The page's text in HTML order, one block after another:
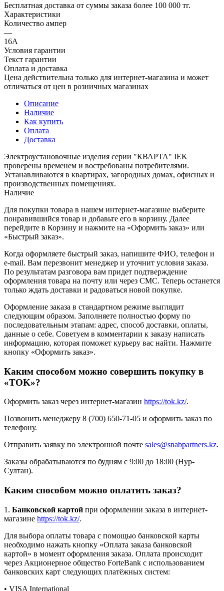
Бесплатная доставка от суммы заказа более 100 000 тг.
Характеристики
Количество ампер
—
16А
Условия гарантии
Текст гарантии
Оплата и доставка
Цена действительна только для интернет-магазина и может
отличаться от цен в розничных магазинах
Описание
Наличие
Как купить
Оплата
Доставка
Электроустановочные изделия серии "КВАРТА" IEK
проверены временем и востребованы потребителями.
Устанавливаются в квартирах, загородных домах, офисных и
производственных помещениях.
Наличие
Для покупки товара в нашем интернет-магазине выберите
понравившийся товар и добавьте его в корзину. Далее
перейдите в Корзину и нажмите на «Оформить заказ» или
«Быстрый заказ».
Когда оформляете быстрый заказ, напишите ФИО, телефон и
e-mail. Вам перезвонит менеджер и уточнит условия заказа.
По результатам разговора вам придет подтверждение
оформления товара на почту или через СМС. Теперь останется
только ждать доставки и радоваться новой покупке.
Оформление заказа в стандартном режиме выглядит
следующим образом. Заполняете полностью форму по
последовательным этапам: адрес, способ доставки, оплаты,
данные о себе. Советуем в комментарии к заказу написать
информацию, которая поможет курьеру вас найти. Нажмите
кнопку «Оформить заказ».
Каким способом можно совершить покупку в
«TOK»?
Оформить заказ через интернет-магазин https://tok.kz/.
Позвонить менеджеру 8 (700) 650-71-05 и оформить заказ по
телефону.
Отправить заявку по электронной почте sales@snabpartners.kz.
Заказы обрабатываются по будням с 9:00 до 18:00 (Нур-
Султан).
Каким способом можно оплатить заказ?
1. Банковской картой при оформлении заказа в интернет-
магазине https://tok.kz/.
Для выбора оплаты товара с помощью банковской карты
необходимо нажать кнопку «Оплата заказа банковской
картой» в момент оформления заказа. Оплата происходит
через Акционерное общество ForteBank с использованием
банковских карт следующих платёжных систем:
• VISA International